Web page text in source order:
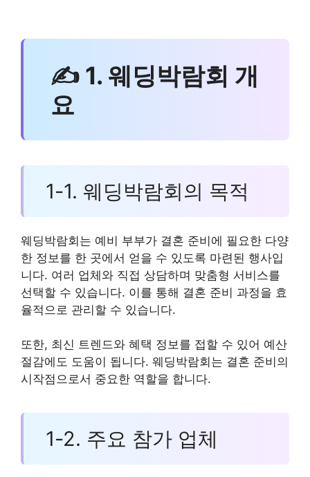
✍ 1. 웨딩박람회 개
요
1-1. 웨딩박람회의 목적
웨딩박람회는 예비 부부가 결혼 준비에 필요한 다양
한 정보를 한 곳에서 얻을 수 있도록 마련된 행사입
니다. 여러 업체와 직접 상담하며 맞춤형 서비스를
선택할 수 있습니다. 이를 통해 결혼 준비 과정을 효
율적으로 관리할 수 있습니다.
또한, 최신 트렌드와 혜택 정보를 접할 수 있어 예산
절감에도 도움이 됩니다. 웨딩박람회는 결혼 준비의
시작점으로서 중요한 역할을 합니다.
1-2. 주요 참가 업체